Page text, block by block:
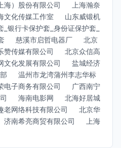
海）股份有限公司
上海瀚奈
文化传媒工作室
山东威锻机
_银行卡保护套_身份证保护套_
慈溪市启哲电器厂
北京
赞传媒有限公司
北京众信高
文化发展有限公司
盐城经济
温州市龙湾蒲州李志华标
电子商务有限公司
广西南宁
海南电影网
北海好居城
老网络科技有限公司
北京华
济南希亮商贸有限公司
上海